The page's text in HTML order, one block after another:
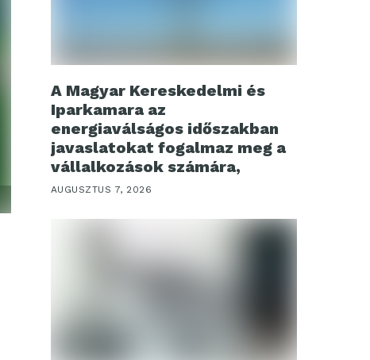
A Magyar Kereskedelmi és
Iparkamara az
energiaválságos időszakban
javaslatokat fogalmaz meg a
vállalkozások számára,
AUGUSZTUS 7, 2026